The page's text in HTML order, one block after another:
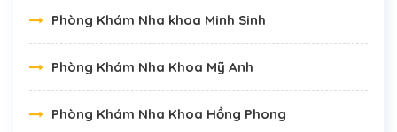
Phòng Khám Nha khoa Minh Sinh
Phòng Khám Nha Khoa Mỹ Anh
Phòng Khám Nha Khoa Hồng Phong